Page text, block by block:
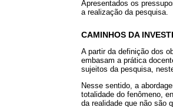
Apresentados os
a realização da pesquisa.
CAMINHOS DA
A partir da definição dos
embasam a prática
sujeitos da pesquisa,
Nesse sentido, a
totalidade do fenômeno,
da realidade que não são